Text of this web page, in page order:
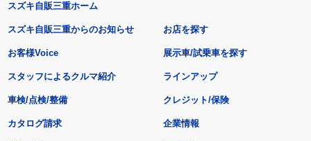
スズキ自販三重ホーム
スズキ自販三重からのお知らせ
お客様Voice
スタッフによるクルマ紹介
お店を探す
展示車/試乗車を探す
ラインアップ
車検/点検/整備 クレジット/保険
カタログ請求 企業情報